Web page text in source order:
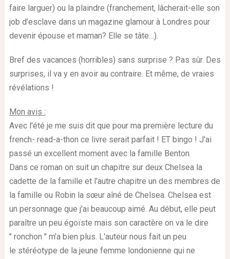
faire larguer) ou la plaindre (franchement, lâcherait-elle son
job d’esclave dans un magazine glamour à Londres pour
devenir épouse et maman? Elle se tâte…).
Bref des vacances (horribles) sans surprise ? Pas sûr. Des
surprises, il va y en avoir au contraire. Et même, de vraies
révélations !
Mon avis :
Avec l'été je me suis dit que pour ma première lecture du
french- read-a-thon ce livre serait parfait ! ET bingo ! J'ai
passé un excellent moment avec la famille Benton.
Dans ce roman on suit un chapitre sur deux Chelsea la
cadette de la famille et l'autre chapitre un des membres de
la famille ou Robin la sœur aîné de Chelsea. Chelsea est
un personnage que j'ai beaucoup aimé. Au début, elle peut
paraître un peu égoïste mais son caractère on va le dire
" ronchon " m'a bien plus. L'auteur nous fait un peu
le stéréotype de la jeune femme londonienne qui ne